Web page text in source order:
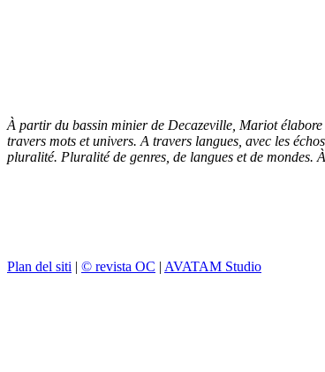
À partir du bassin minier de Decazeville, Mariot
travers mots et univers. A travers langues, avec les
pluralité. Pluralité de genres, de langues et de mondes.
Plan del siti | © revista OC | AVATAM Studio